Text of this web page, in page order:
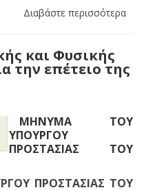
Διαβάστε περισσότερα
και Φυσικής
την επέτειο της
ΜΗΝΥΜΑ ΤΟΥ
ΥΠΟΥΡΓΟΥ
ΠΡΟΣΤΑΣΙΑΣ ΤΟΥ
ΠΡΟΣΤΑΣΙΑΣ ΤΟΥ